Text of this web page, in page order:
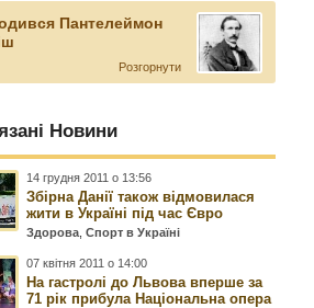
Пантелеймон
Розгорнути
Новини
14 грудня 2011 о 13:56
Збірна Данії також відмовилася
жити в Україні під час Євро
Здорова ,Спорт в Україні
07 квітня 2011 о 14:00
На гастролі до Львова вперше за
71 рік прибула Національна опера